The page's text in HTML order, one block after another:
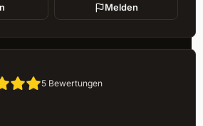
Melden
5 Bewertungen